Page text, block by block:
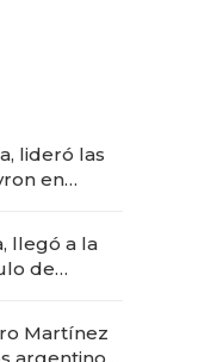
lideró las
en
llegó a la
de
Martínez